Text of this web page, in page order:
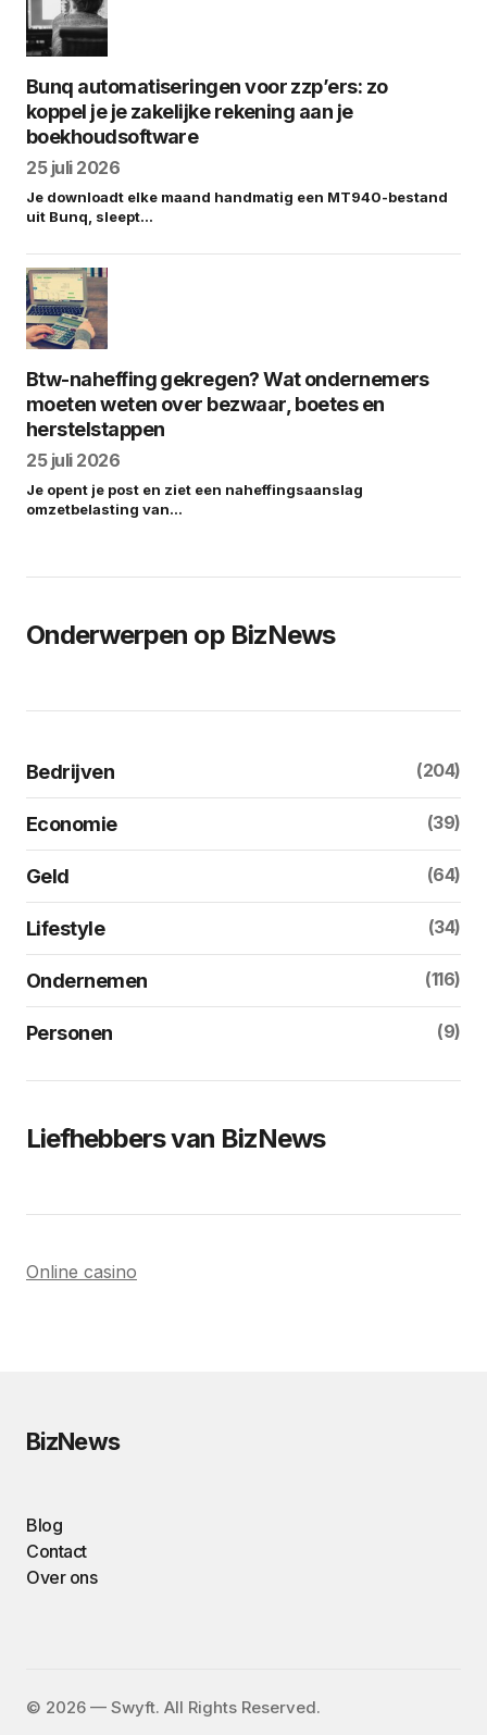
Bunq automatiseringen voor zzp’ers: zo
koppel je je zakelijke rekening aan je
boekhoudsoftware
25 juli 2026
Je downloadt elke maand handmatig een MT940-bestand
uit Bunq, sleept…
Btw-naheffing gekregen? Wat ondernemers
moeten weten over bezwaar, boetes en
herstelstappen
25 juli 2026
Je opent je post en ziet een naheffingsaanslag
omzetbelasting van…
Onderwerpen op BizNews
Bedrijven (204)
Economie (39)
Geld (64)
Lifestyle (34)
Ondernemen (116)
Personen (9)
Liefhebbers van BizNews
Online casino
BizNews
Blog
Contact
Over ons
©️ 2026 — Swyft. All Rights Reserved.